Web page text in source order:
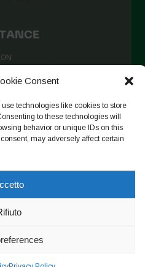
Consent
technologies like cookies to store
to these technologies will
behavior or unique IDs on this
may adversely affect certain
su Instagram